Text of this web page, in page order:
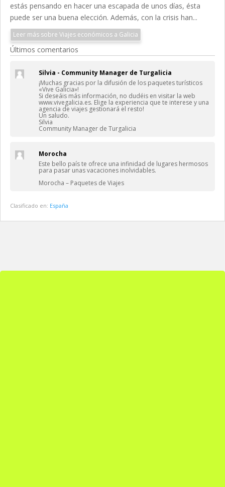
estás pensando en hacer una escapada de unos días, ésta
puede ser una buena elección. Además, con la crisis han...
Leer más sobre Viajes económicos a Galicia
Últimos comentarios
Silvia - Community Manager de Turgalicia
¡Muchas gracias por la difusión de los paquetes turísticos
«Vive Galicia»!
Si deseáis más información, no dudéis en visitar la web
www.vivegalicia.es. Elige la experiencia que te interese y una
agencia de viajes gestionará el resto!
Un saludo.
Silvia
Community Manager de Turgalicia
Morocha
Este bello país te ofrece una infinidad de lugares hermosos
para pasar unas vacaciones inolvidables.
Morocha – Paquetes de Viajes
Clasificado en: España